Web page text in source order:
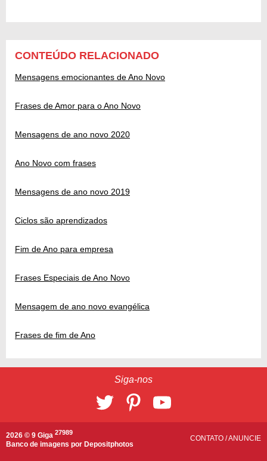
CONTEÚDO RELACIONADO
Mensagens emocionantes de Ano Novo
Frases de Amor para o Ano Novo
Mensagens de ano novo 2020
Ano Novo com frases
Mensagens de ano novo 2019
Ciclos são aprendizados
Fim de Ano para empresa
Frases Especiais de Ano Novo
Mensagem de ano novo evangélica
Frases de fim de Ano
Siga-nos
2026 © 9 Giga 27989
Banco de imagens por Depositphotos
CONTATO /ANUNCIE